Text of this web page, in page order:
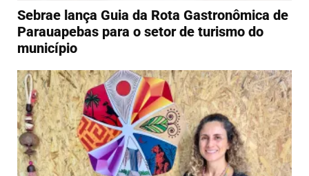
Sebrae lança Guia da Rota Gastronômica de
Parauapebas para o setor de turismo do
município